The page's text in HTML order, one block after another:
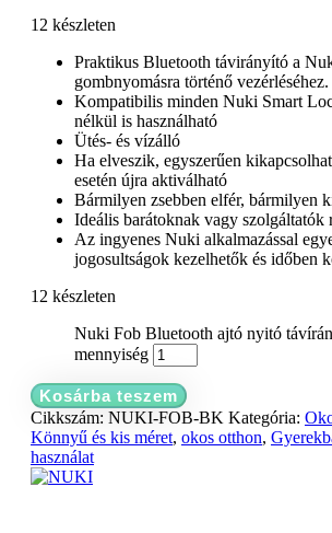
12 készleten
Praktikus Bluetooth távirányító a
gombnyomásra történő vezérléséhez.
Kompatibilis minden Nuki Smart
nélkül is használható
Ütés- és vízálló
Ha elveszik, egyszerűen
esetén újra aktiválható
Bármilyen zsebben elfér, bármilyen
Ideális barátoknak vagy szolgáltatók
Az ingyenes Nuki alkalmazással
jogosultságok kezelhetők és időben
12 készleten
Nuki Fob Bluetooth ajtó nyitó
mennyiség
Kosárba teszem
Cikkszám: NUKI-FOB-BK Kategória:
Könnyű és kis méret, okos otthon,
használat